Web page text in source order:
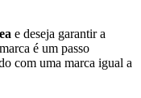
e deseja garantir a
é um passo
com uma marca igual a